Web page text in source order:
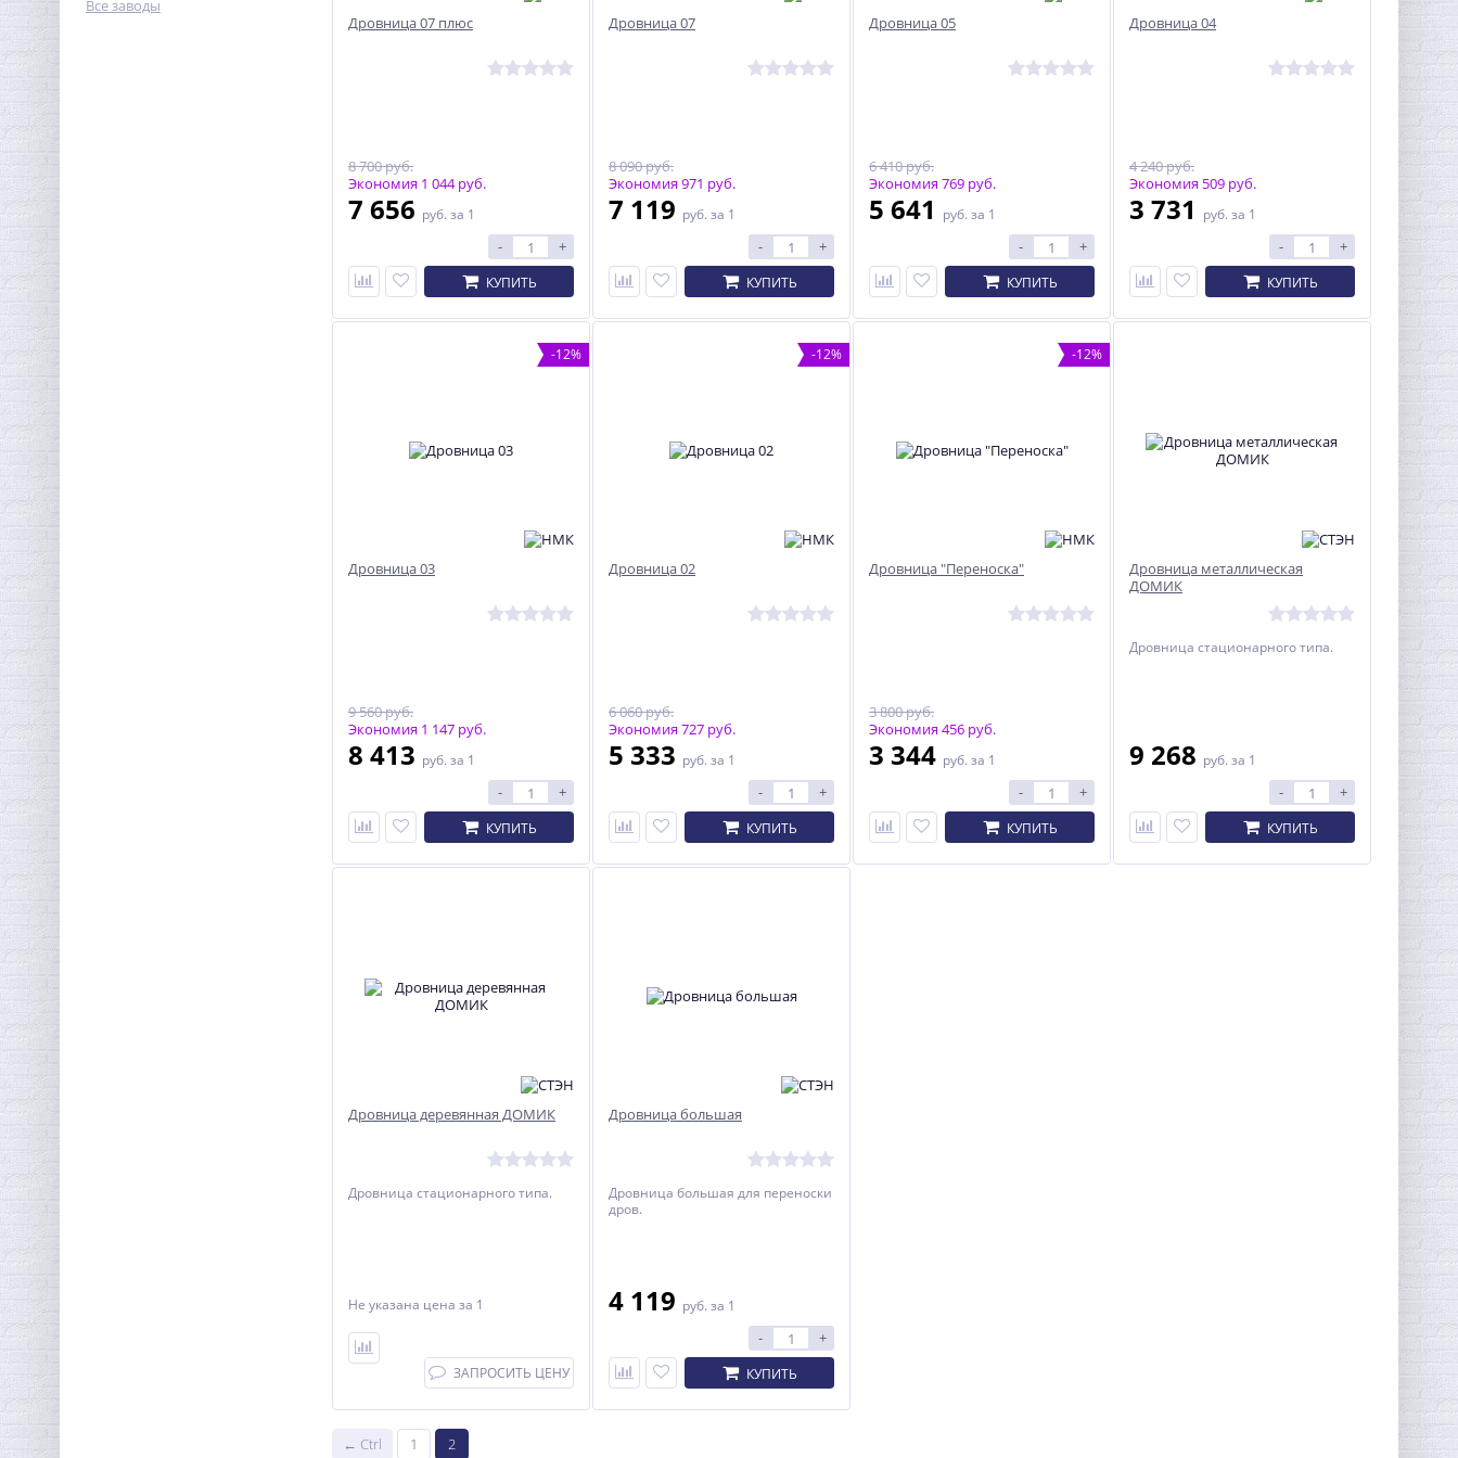
Все заводы
Дровница 07 плюс
8 700 руб.
Экономия 1 044 руб.
7 656 руб. за 1
- +
КУПИТЬ
Дровница 07
8 090 руб.
Экономия 971 руб.
7 119 руб. за 1
- +
КУПИТЬ
Дровница 05
6 410 руб.
Экономия 769 руб.
5 641 руб. за 1
- +
КУПИТЬ
Дровница 04
4 240 руб.
Экономия 509 руб.
3 731 руб. за 1
- +
КУПИТЬ
-12%
Дровница 03
9 560 руб.
Экономия 1 147 руб.
8 413 руб. за 1
- +
КУПИТЬ
-12%
Дровница 02
6 060 руб.
Экономия 727 руб.
5 333 руб. за 1
- +
КУПИТЬ
-12%
Дровница "Переноска"
3 800 руб.
Экономия 456 руб.
3 344 руб. за 1
- +
КУПИТЬ
Дровница металлическая
ДОМИК
Дровница стационарного типа.
9 268 руб. за 1
- +
КУПИТЬ
Дровница деревянная ДОМИК
Дровница стационарного типа.
Не указана цена за 1
ЗАПРОСИТЬ ЦЕНУ
Дровница большая
Дровница большая для переноски
дров.
4 119 руб. за 1
- +
КУПИТЬ
← Ctrl 1 2